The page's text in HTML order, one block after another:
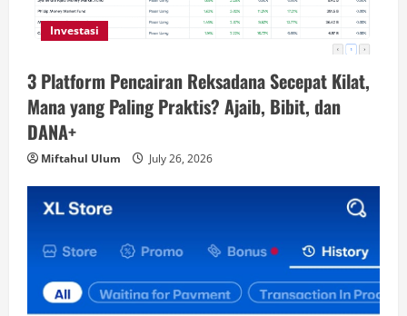
Investasi
3 Platform Pencairan Reksadana Secepat Kilat,
Mana yang Paling Praktis? Ajaib, Bibit, dan
DANA+
Miftahul Ulum July 26, 2026